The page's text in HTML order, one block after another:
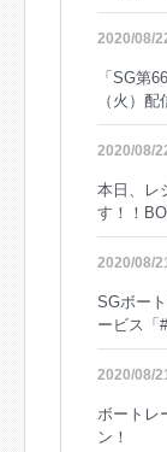
2020/08/
「SG第
（火）配
2020/08/
本日、レ
す！！
2020/08/
SGボー
ービス「
2020/08/
ボートレ
ン！